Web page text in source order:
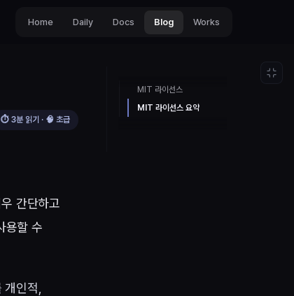
Home Daily Docs Blog Works
⏱ 3분 읽기 · 🧠 초급
간단하고
용할 수
인적,
MIT 라이선스
MIT 라이선스 요약